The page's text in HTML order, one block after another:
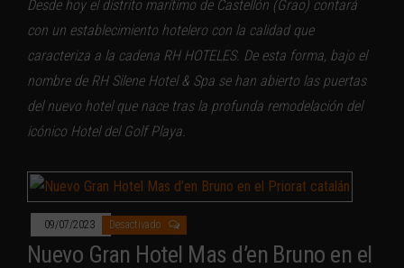
Desde hoy el distrito marítimo de Castellón (Grao) contará
con un establecimiento hotelero con la calidad que
caracteriza a la cadena RH HOTELES. De esta forma, bajo el
nombre de RH Silene Hotel & Spa se han abierto las puertas
del nuevo hotel que nace tras la profunda remodelación del
icónico Hotel del Golf Playa.
09/07/2023 Desactivado
Nuevo Gran Hotel Mas d’en Bruno en el